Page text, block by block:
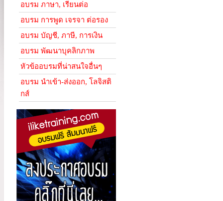
อบรม ภาษา, เรียนต่อ
อบรม การพูด เจรจา ต่อรอง
อบรม บัญชี, ภาษี, การเงิน
อบรม พัฒนาบุคลิกภาพ
หัวข้ออบรมที่น่าสนใจอื่นๆ
อบรม นำเข้า-ส่งออก, โลจิสติ
กส์